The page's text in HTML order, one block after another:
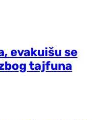
evakuišu se
tajfuna